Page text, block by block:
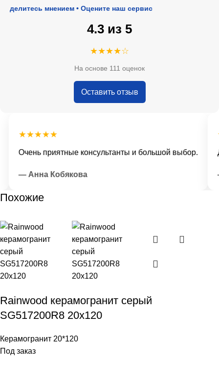
мнением • Оцените наш сервис
4.3 из 5
★★★★☆
На основе 111 оценок
Оставить отзыв
★★★★★
Очень приятные консультанты и большой выбор.
— Анна Кобякова
Похожие
Rainwood керамогранит серый
SG517200R8 20х120
Керамогранит 20*120
Под заказ